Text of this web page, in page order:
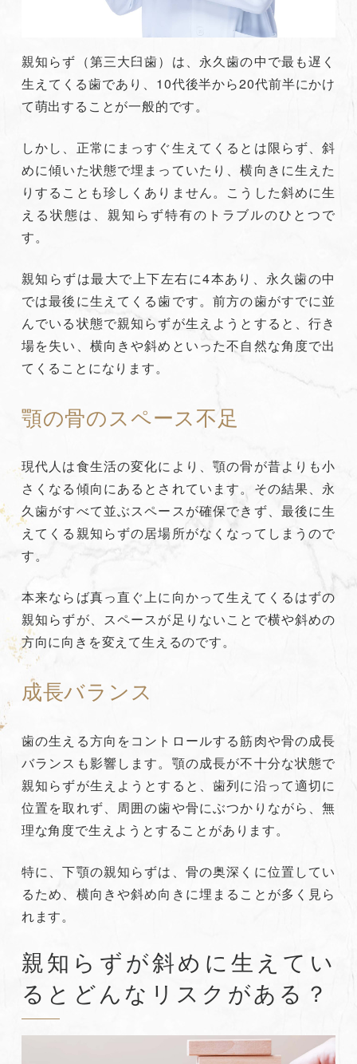
親知らず（第三大臼歯）は、永久歯の中で最も遅く
生えてくる歯であり、10代後半から20代前半にかけ
て萌出することが一般的です。
しかし、正常にまっすぐ生えてくるとは限らず、斜
めに傾いた状態で埋まっていたり、横向きに生えた
りすることも珍しくありません。こうした斜めに生
える状態は、親知らず特有のトラブルのひとつで
す。
親知らずは最大で上下左右に4本あり、永久歯の中
では最後に生えてくる歯です。前方の歯がすでに並
んでいる状態で親知らずが生えようとすると、行き
場を失い、横向きや斜めといった不自然な角度で出
てくることになります。
顎の骨のスペース不足
現代人は食生活の変化により、顎の骨が昔よりも小
さくなる傾向にあるとされています。その結果、永
久歯がすべて並ぶスペースが確保できず、最後に生
えてくる親知らずの居場所がなくなってしまうので
す。
本来ならば真っ直ぐ上に向かって生えてくるはずの
親知らずが、スペースが足りないことで横や斜めの
方向に向きを変えて生えるのです。
成長バランス
歯の生える方向をコントロールする筋肉や骨の成長
バランスも影響します。顎の成長が不十分な状態で
親知らずが生えようとすると、歯列に沿って適切に
位置を取れず、周囲の歯や骨にぶつかりながら、無
理な角度で生えようとすることがあります。
特に、下顎の親知らずは、骨の奥深くに位置してい
るため、横向きや斜め向きに埋まることが多く見ら
れます。
親知らずが斜めに生えてい
るとどんなリスクがある？